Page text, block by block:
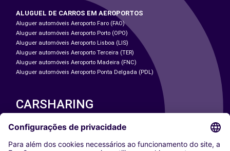
ALUGUEL DE CARROS EM AEROPORTOS
Aluguer automóveis Aeroporto Faro (FAO)
Aluguer automóveis Aeroporto Porto (OPO)
Aluguer automóveis Aeroporto Lisboa (LIS)
Aluguer automóveis Aeroporto Terceira (TER)
Aluguer automóveis Aeroporto Madeira (FNC)
Aluguer automóveis Aeroporto Ponta Delgada (PDL)
CARSHARING
NOSSAS CIDADES
Washington DC